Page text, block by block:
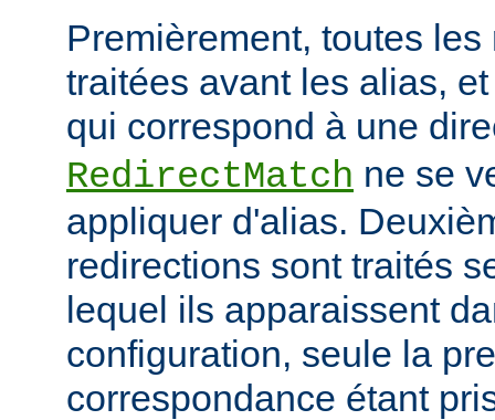
Premièrement, toutes
traitées avant les alias,
qui correspond à une
RedirectMatch ne se
appliquer d'alias.
redirections sont traités
lequel ils apparaissent
configuration, seule la
correspondance étant